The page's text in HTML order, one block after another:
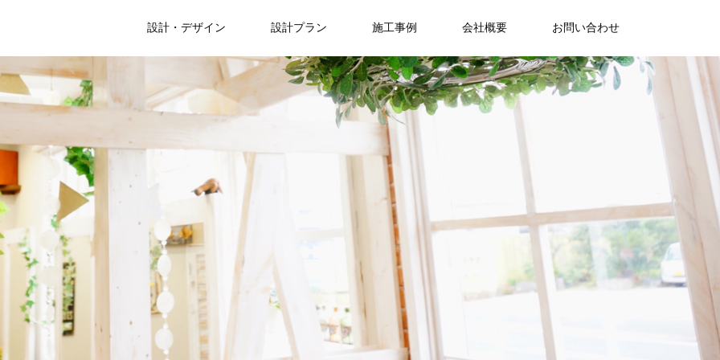
設計・デザイン 設計プラン 施工事例 会社概要 お問い合わせ